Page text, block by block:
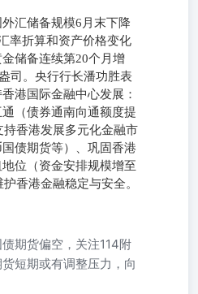
汇储备规模6月末下降
率折算和资产价格变化
储备连续第20个月增
司。央行行长潘功胜表
港国际金融中心发展：
（债券通南向通额度提
持香港发展多元化金融市
债期货等）、巩固香港
位（资金安排规模增至
香港金融稳定与安全。
期货偏空，关注114附
短期或有调整压力，向